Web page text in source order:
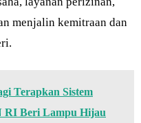
menjalin kemitraan dan
Terapkan Sistem
RI Beri Lampu Hijau